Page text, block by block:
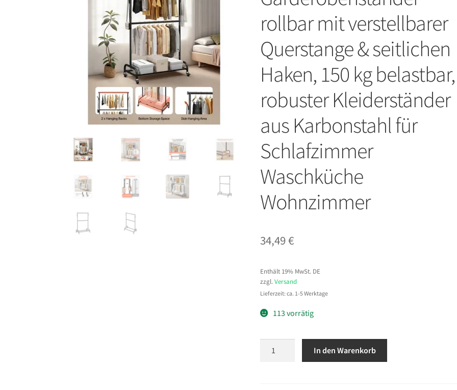
rollbar mit verstellbarer
Querstange & seitlichen
Haken, 150 kg belastbar,
robuster Kleiderständer
aus Karbonstahl für
Schlafzimmer
Waschküche
Wohnzimmer
34,49€
Enthält 19% MwSt. DE
zzgl.Versand
Lieferzeit: ca. 1-5 Werktage
113 vorrätig
In den Warenkorb